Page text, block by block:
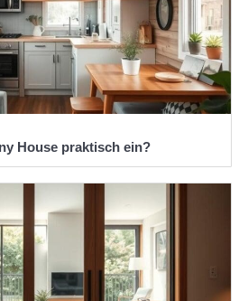
House praktisch ein?